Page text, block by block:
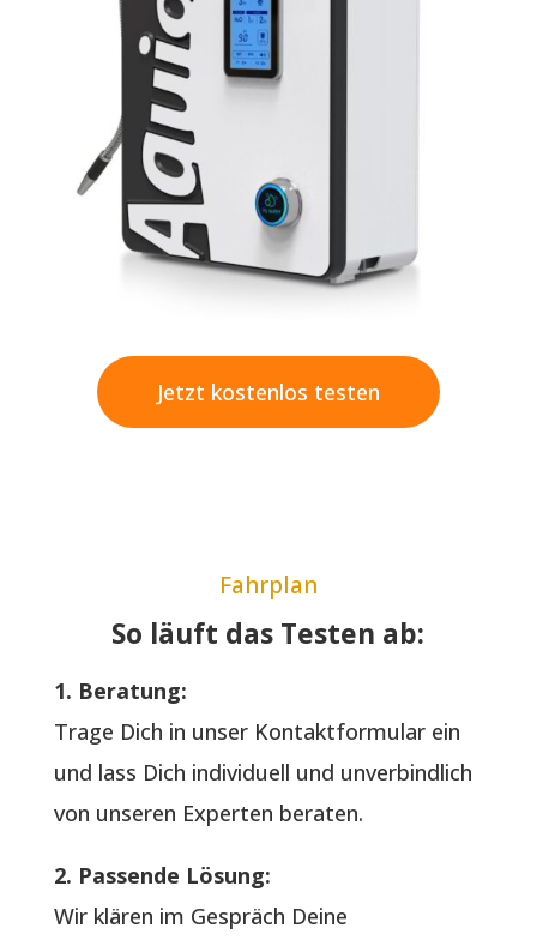
Jetzt kostenlos testen
Fahrplan
So läuft das Testen ab:
1. Beratung:
Trage Dich in unser Kontaktformular ein
und lass Dich individuell und unverbindlich
von unseren Experten beraten.
2. Passende Lösung:
Wir klären im Gespräch Deine